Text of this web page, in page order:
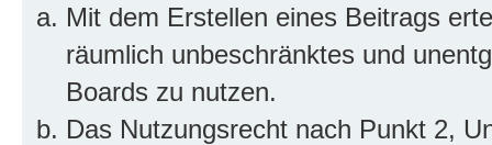
Mit dem Erstellen eines Beitrags
räumlich unbeschränktes und
Boards zu nutzen.
Das Nutzungsrecht nach Punkt 2,